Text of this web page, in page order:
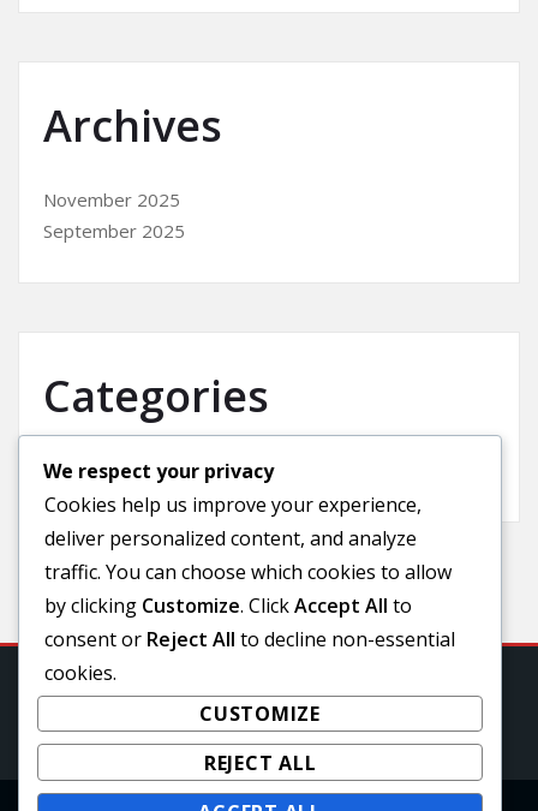
Archives
November 2025
September 2025
Categories
Uncategorized
We respect your privacy
Cookies help us improve your experience,
deliver personalized content, and analyze
traffic. You can choose which cookies to allow
by clicking Customize. ClickAccept All to
consent or Reject All to decline non-essential
cookies.
CUSTOMIZE
REJECT ALL